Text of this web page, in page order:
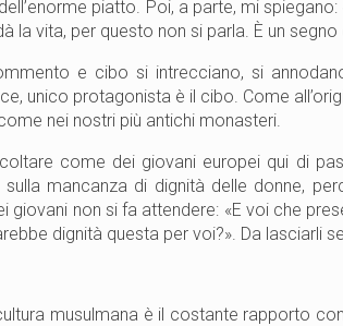
piatto. Poi, a parte, mi
la vita, per questo non si parla. È un
e cibo si intrecciano, si
unico protagonista è il cibo. Come
nei nostri più antichi monasteri.
come dei giovani europei qui di
sulla mancanza di dignità delle donne,
giovani non si fa attendere: «E voi che
dignità questa per voi?». Da lasciarli
musulmana è il costante rapporto